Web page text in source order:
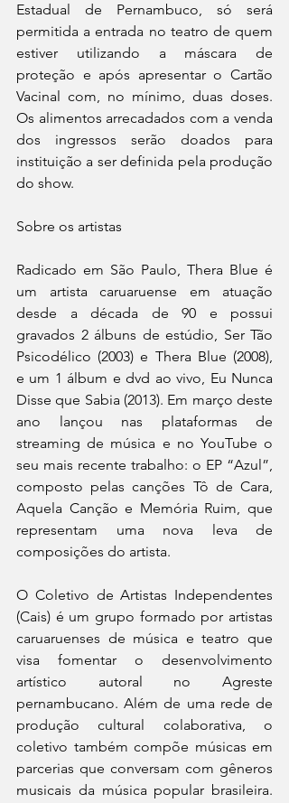
Estadual de Pernambuco, só será
permitida a entrada no teatro de quem
estiver utilizando a máscara de
proteção e após apresentar o Cartão
Vacinal com, no mínimo, duas doses.
Os alimentos arrecadados com a venda
dos ingressos serão doados para
instituição a ser definida pela produção
do show.
Sobre os artistas
Radicado em São Paulo, Thera Blue é
um artista caruaruense em atuação
desde a década de 90 e possui
gravados 2 álbuns de estúdio, Ser Tão
Psicodélico (2003) e Thera Blue (2008),
e um 1 álbum e dvd ao vivo, Eu Nunca
Disse que Sabia (2013). Em março deste
ano lançou nas plataformas de
streaming de música e no YouTube o
seu mais recente trabalho: o EP “Azul”,
composto pelas canções Tô de Cara,
Aquela Canção e Memória Ruim, que
representam uma nova leva de
composições do artista.
O Coletivo de Artistas Independentes
(Cais) é um grupo formado por artistas
caruaruenses de música e teatro que
visa fomentar o desenvolvimento
artístico autoral no Agreste
pernambucano. Além de uma rede de
produção cultural colaborativa, o
coletivo também compõe músicas em
parcerias que conversam com gêneros
musicais da música popular brasileira.